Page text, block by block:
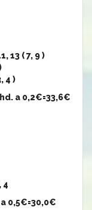
13 ( 7, 9 )
4 )
a 0,2€=33,6€
4
0,5€=30,0€